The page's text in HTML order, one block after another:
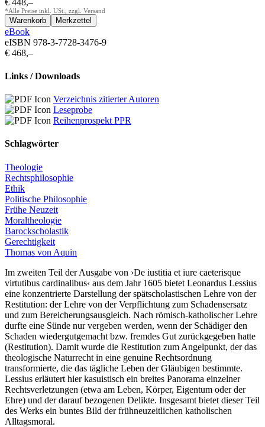
*Alle Preise inkl. USt., zzgl. Versand
eBook
eISBN 978-3-7728-3476-9
€ 468,–
Links / Downloads
Verzeichnis zitierter Autoren
Leseprobe
Reihenprospekt PPR
Schlagwörter
Theologie
Rechtsphilosophie
Ethik
Politische Philosophie
Frühe Neuzeit
Moraltheologie
Barockscholastik
Gerechtigkeit
Thomas von Aquin
Im zweiten Teil der Ausgabe von ›De iustitia et iure caeterisque
virtutibus cardinalibus‹ aus dem Jahr 1605 bietet Leonardus Lessius
eine konzentrierte Darstellung der spätscholastischen Lehre von der
Restitution: der Lehre von der Verpflichtung zum Schadensersatz
und zum Bereicherungsausgleich. Nach römisch-katholischer Lehre
durfte eine Sünde nur vergeben werden, wenn der Schädiger den
Schaden wiedergutgemacht bzw. fremdes Gut zurückgegeben hatte
(Restitution). Damit wurde die Restitution zum Angelpunkt, der das
theologische Naturrecht in eine genuine Rechtsordnung
transformierte, die das tägliche Leben der Gläubigen bestimmte.
Lessius erläutert hier kasuistisch ein breites Panorama einzelner
Rechtsverletzungen (etwa am Leben, Körper, Eigentum oder der
Ehre) und der darauf bezogenen Delikte. Insgesamt bietet dieser Teil
des Werks ein buntes Bild der frühneuzeitlichen katholischen
Alltagsmoral.